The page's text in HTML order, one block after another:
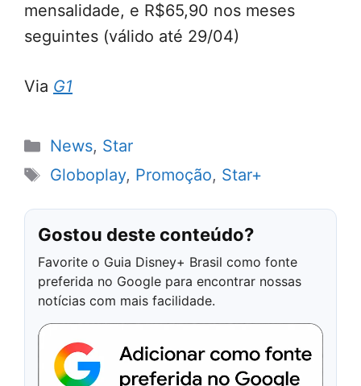
mensalidade, e R$65,90 nos meses
seguintes (válido até 29/04)
Via G1
Categorias
News, Star
Tags
Globoplay, Promoção, Star+
Gostou deste conteúdo?
Favorite o Guia Disney+ Brasil como fonte
preferida no Google para encontrar nossas
notícias com mais facilidade.